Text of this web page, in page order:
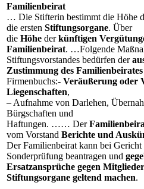
Familienbeirat
… Die Stifterin bestimmt die Höhe
die ersten Stiftungsorgane. Über
die Höhe derkünftigen
Familienbeirat. …Folgende
Stiftungsvorstandes bedürfen der
Zustimmung des Familienbeirates
Firmenbuchs:- Veräußerung oder
Liegenschaften,
– Aufnahme von Darlehen,
Bürgschaften und
Haftungen. …… Der
vom Vorstand Berichte und
Der Familienbeirat kann bei Gericht
Sonderprüfung beantragen und
Ersatzansprüche gegen
Stiftungsorgane geltend machen.